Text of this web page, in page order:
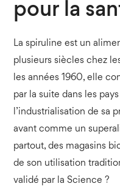
pour la
La spiruline est un
plusieurs siècles chez
les années 1960, elle
par la suite dans les
l’industrialisation de sa
avant comme un
partout, des magasins
de son utilisation
validé par la Science ?